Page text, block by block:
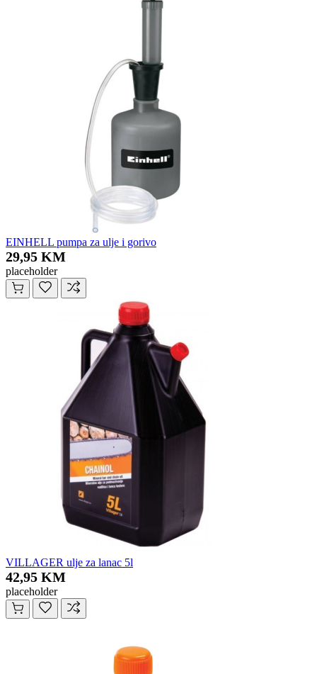
EINHELL pumpa za ulje i gorivo
29,95 KM
placeholder
VILLAGER ulje za lanac 5l
42,95 KM
placeholder